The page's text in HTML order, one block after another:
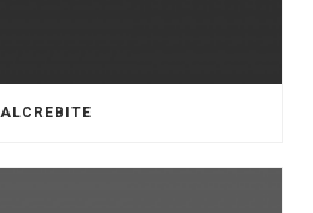
ALCREBITE